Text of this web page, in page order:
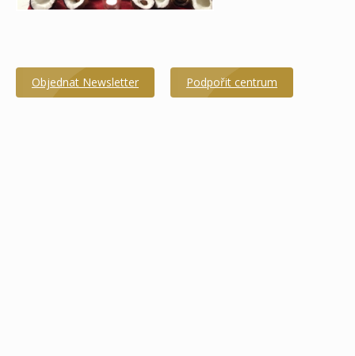
Objednat Newsletter Podpořit centrum